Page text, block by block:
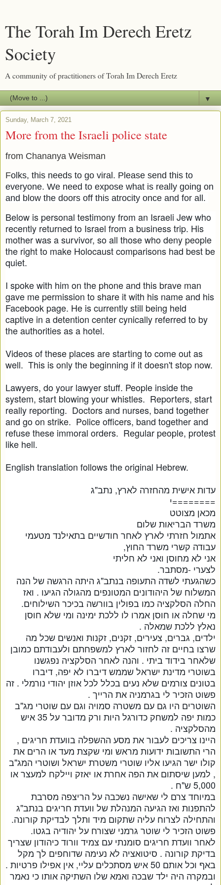
The Torah Im Derech Eretz
Society
A community of practitioners of Torah Im Derech Eretz
▼
Sunday, March 7, 2021
More from the Israeli police state
from Chananya Weisman
Folks, this needs to go viral. Please send this to
everyone. We need to expose what is really going on
and blow the doors off this atrocity once and for all.
Below is personal testimony from an Israeli Jew who
recently returned to Israel from a business trip. His
mother was a survivor, so all those who deny people
the right to make Holocaust comparisons had best be
quiet.
I spoke with him on the phone and this brave man
gave me permission to share it with his name and his
Facebook page. He is currently still being held
captive in a detention center cynically referred to by
the authorities as a hotel.
Videos of these places are starting to come out as
well. This is only the beginning if it doesn't stop now.
Lawyers, do your lawyer stuff. People inside the
system, start blowing your whistles. Reporters, start
really reporting. Doctors and nurses, band together
and go on strike. Police officers, band together and
refuse these immoral orders. Regular people, protest
like hell.
English translation follows the original Hebrew.
עדות אישית מהחזרה לארץ, נתב"ג
========י
מכאן מצוטט
משרד הבריאות שלום
אתמול חזרתי לארץ לאחר חודשיים בתאילנד מטעמי
עבודה קשרי משרד החוץ,
אני לא מחוסן ואני לא חליתי
לצערי -מסתבר.
כשהגעתי לשדה התעופה בנתב"ג היתה הרגשה של הנה
המשלוח של היהודונים המטונפים מהגולה הגיעו . ואז
החלה הסלקציה כמו בפולין בוורשה בכיכר השילוחים.
מי שחלה או חוסן אמרו לו ללכת ימינה ומי שלא חוסן
נאלץ ללכת שמאלה .
ילדים, גברים, צעירים, זקנים, זקנות ואנשים שכל מה
שרצו בחיים זה לחזור לארץ למשפחתם ולעבודתם כמובן
שלאחר בידוד ביתי . והנה לאחר הסלקציה נפגשנו
בשוטרי מדינת ישראל שממש דיברו לא יפה, דיברו
בטונים צורמים שלא נעים בכלל לכל אוזן יהודי נורמלי . זה
פשוט הזכיר לי בגרמניה את הרייך .
השוטרים היו גם עם משטרה סמויה וגם עם שוטרי מג"ב
כמות יפה למשחק כדורגל היות ורק מדובר על 35 איש
מהסלקציה .
היינו צריכים לעבור את מסע ההשפלה בוועדת חריגים ,
הרי התשובות ידועות מראש ומי שקצת מעד או הרים את
קולו ישר הגיעו אליו שוטרי משטרת ישראל ושוטרי המג"ב
, למען שיסתום את הפה אחרת או יאזק ויילקח למעצר או
5,000 ש"ח .
במיוחד צרם לי שאישה נשכבה על הריצפה מסרבת
להתפנות ואז הגיעה המנהלת של וועדת חריגים בנתב"ג
והתחילה לצרוח עליה שתקום מיד ותלך לבדיקת קורונה.
פשוט הזכיר לי שוטר גרמני שצורח על יהודיה בגטו.
לאחר וועדת חריגים סומנתי עם צמיד וורוד כיהודון שצריך
בדיקת קורונה . סיטואציה לא נעימה שדוחפים לך מקל
באף וכל אותם 50 איש מסתכלים עליי, אין אפילו פרטיות .
ובמקרה היה ילד שבכה ואמא שלו השתיקה אותו כי נאמר